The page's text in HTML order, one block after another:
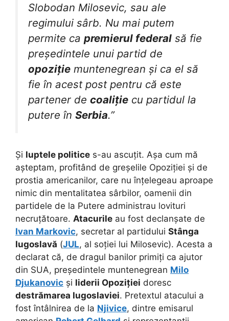
Slobodan Milosevic, sau ale
regimului sârb. Nu mai putem
permite ca premierul federal să fie
președintele unui partid de
opoziție muntenegrean și ca el să
fie în acest post pentru că este
partener de coaliție cu partidul la
putere în Serbia.”
Și luptele politice s-au ascuțit. Așa cum mă
așteptam, profitând de greșelile Opoziției și de
prostia americanilor, care nu înțelegeau aproape
nimic din mentalitatea sârbilor, oamenii din
partidele de la Putere administrau lovituri
necruțătoare. Atacurile au fost declanșate de
Ivan Markovic, secretar al partidului Stânga
Iugoslavă (JUL, al soției lui Milosevic). Acesta a
declarat că, de dragul banilor primiți ca ajutor
din SUA, președintele muntenegrean Milo
Djukanovic și liderii Opoziției doresc
destrămarea Iugoslaviei. Pretextul atacului a
fost întâlnirea de la Njivice, dintre emisarul